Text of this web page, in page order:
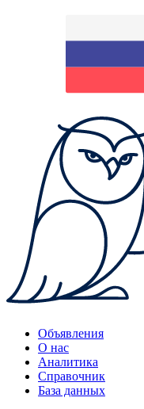
Объявления
О нас
Аналитика
Справочник
База данных